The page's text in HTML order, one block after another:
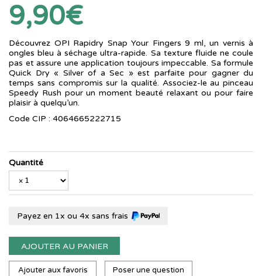
9,90€
Découvrez OPI Rapidry Snap Your Fingers 9 ml, un vernis à
ongles bleu à séchage ultra-rapide. Sa texture fluide ne coule
pas et assure une application toujours impeccable. Sa formule
Quick Dry « Silver of a Sec » est parfaite pour gagner du
temps sans compromis sur la qualité. Associez-le au pinceau
Speedy Rush pour un moment beauté relaxant ou pour faire
plaisir à quelqu’un.
Code CIP : 4064665222715
Quantité
Payez en 1x ou 4x sans frais
AJOUTER AU PANIER
Ajouter aux favoris Poser une question